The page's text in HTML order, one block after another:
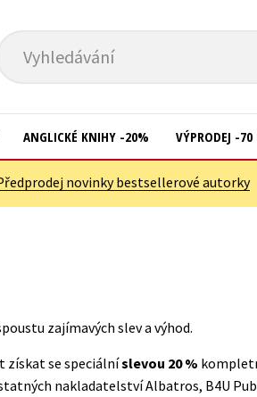
Vyhledávání
Počítače
Poezie
ANGLICKÉ KNIHY -20% VÝPRODEJ -70
novinky bestsellerové autorky
zajímavých slev a výhod.
získat se speciálníslevou 20 %
nakladatelství Albatros, B4U